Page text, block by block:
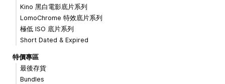
Kino 黑白電影底片系列
LomoChrome 特效底片系列
極低 ISO 底片系列
Short Dated & Expired
特價專區
最後存貨
Bundles